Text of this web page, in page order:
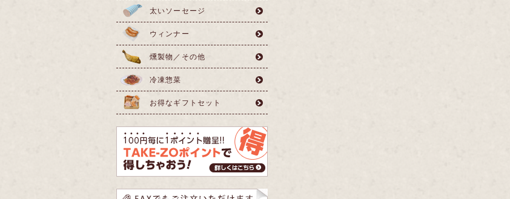
太いソーセージ
ウィンナー
燻製物／その他
冷凍惣菜
お得なギフトセット